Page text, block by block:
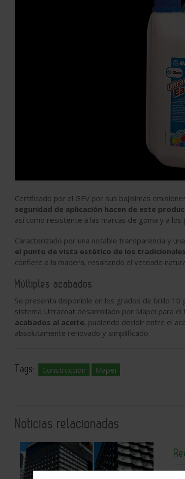
Certificado por el GEV por sus bajísimas
seguridad de aplicación hacen de este
así como resistente a las marcas de goma y a
Caracterizado por una notable transparencia y
el punto de vista estético de los
confiere a la madera, resaltando el veteado
Múltiples acabados
Se presenta disponible en los grados de brillo
sistema Ultracoat desarrollado por Mapei para
acabados al aceite, pudiendo decidir entre el
absolutamente renovado y simplificado.
Tags: Construcción Mapei
Noticias relacionadas